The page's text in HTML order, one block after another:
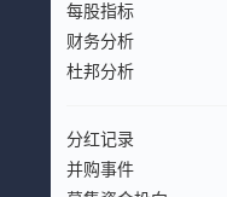
每股指标
财务分析
杜邦分析
分红记录
并购事件